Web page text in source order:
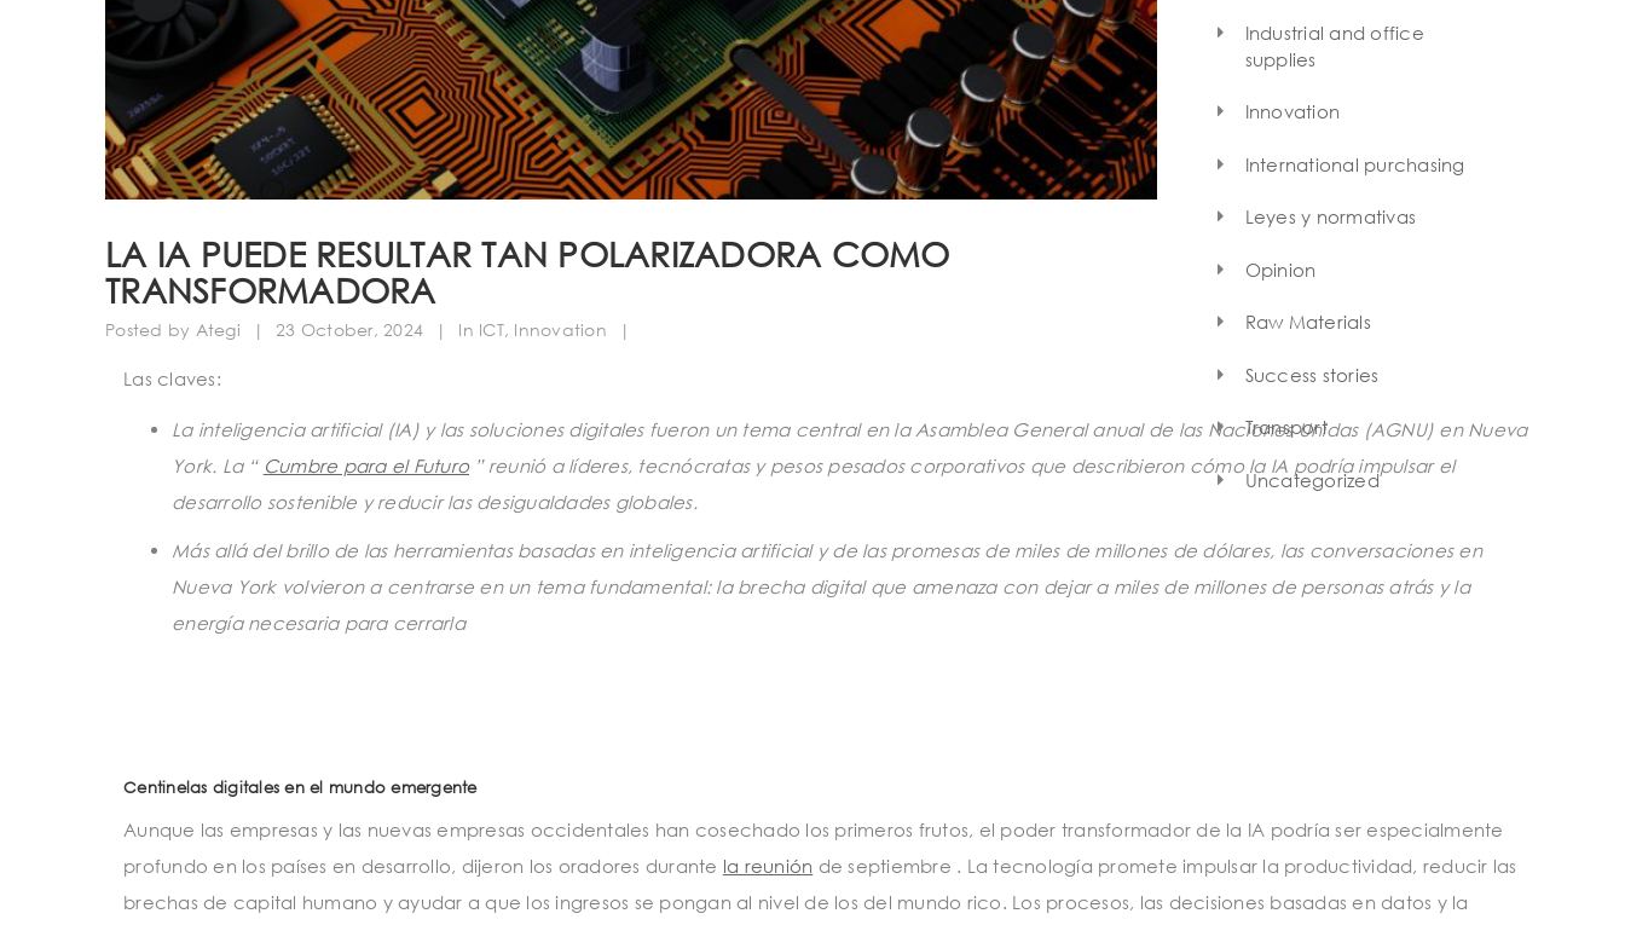
LA IA PUEDE RESULTAR TAN POLARIZADORA COMO
TRANSFORMADORA
Posted by Ategi | 23 October, 2024 | In ICT, Innovation |
Las claves:
La inteligencia artificial (IA) y las soluciones digitales fueron un tema central en la Asamblea General anual de las Naciones Unidas (AGNU) en Nueva
York. La “ Cumbre para el Futuro ” reunió a líderes, tecnócratas y pesos pesados ​​corporativos que describieron cómo la IA podría impulsar el
desarrollo sostenible y reducir las desigualdades globales.
Más allá del brillo de las herramientas basadas en inteligencia artificial y de las promesas de miles de millones de dólares, las conversaciones en
Nueva York volvieron a centrarse en un tema fundamental: la brecha digital que amenaza con dejar a miles de millones de personas atrás y la
energía necesaria para cerrarla
Centinelas digitales en el mundo emergente
Aunque las empresas y las nuevas empresas occidentales han cosechado los primeros frutos, el poder transformador de la IA podría ser especialmente
profundo en los países en desarrollo, dijeron los oradores durante la reunión de septiembre . La tecnología promete impulsar la productividad, reducir las
brechas de capital humano y ayudar a que los ingresos se pongan al nivel de los del mundo rico. Los procesos, las decisiones basadas en datos y la
Industrial and office
supplies
Innovation
International purchasing
Leyes y normativas
Opinion
Raw Materials
Success stories
Transport
Uncategorized